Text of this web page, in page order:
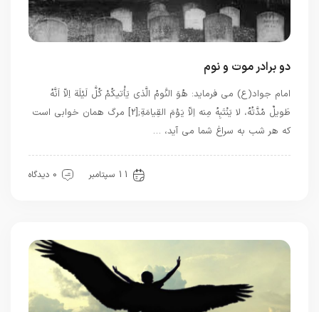
دو برادر موت و نوم
امام جواد(ع) مى فرمايد: هُوَ النَّومُ الَّذى يَأْتيكُمْ كُلَّ لَيْلَة اِلاّ اَنَّهُ
طَويلٌ مُدَّتُهُ، لا يَنْتَبِهُ مِنه اِلاّ يَوْمَ القِيامَةِ;[2] مرگ همان خوابى است
كه هر شب به سراغ شما مى آيد، …
11 سپتامبر 0 دیدگاه